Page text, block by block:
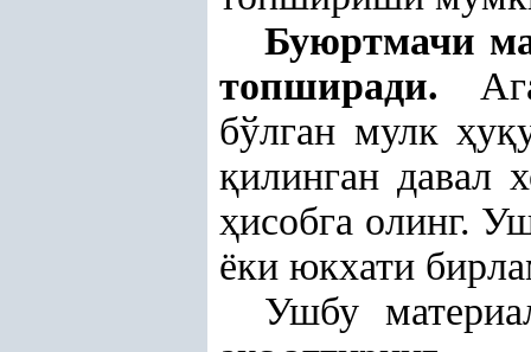
Буюртмачи
топширади.
бўлган мулкҳуқ
қилинган давал
ҳисобга олинг.
ёки юкхати
Ушбу